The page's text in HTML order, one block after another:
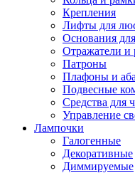
Крепления
Лифты для
Основания
Отражатели и
Патроны
Плафоны и
Подвесные
Средства для
Управление
Лампочки
Галогенные
Декоративные
Диммируемые